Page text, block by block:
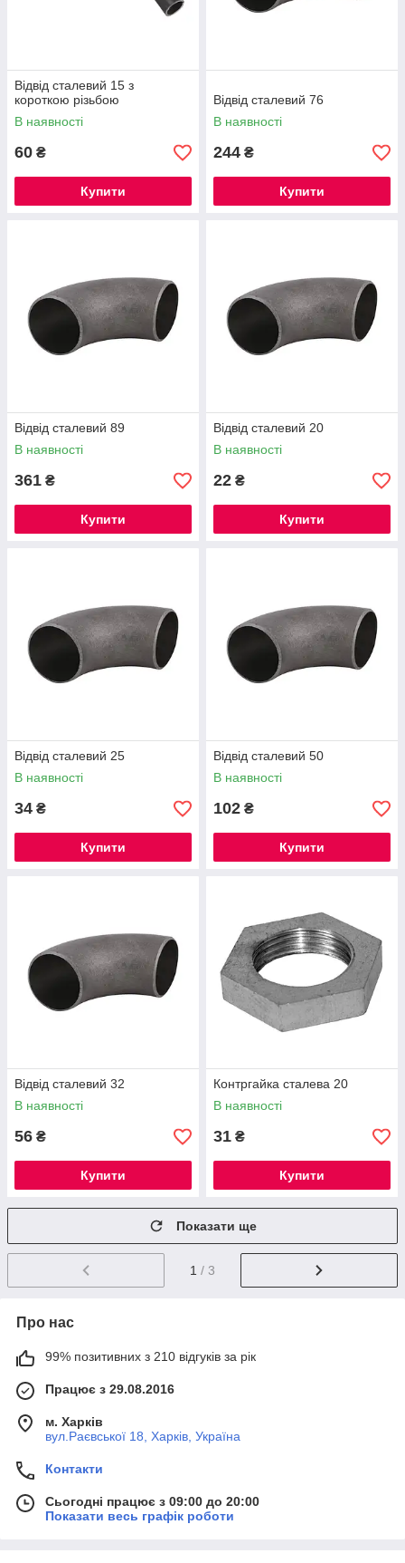
Відвід сталевий 15 з
короткою різьбою
В наявності
60 ₴
Купити
Відвід сталевий 76
В наявності
244 ₴
Купити
Відвід сталевий 89
В наявності
361 ₴
Купити
Відвід сталевий 20
В наявності
22 ₴
Купити
Відвід сталевий 25
В наявності
34 ₴
Купити
Відвід сталевий 50
В наявності
102 ₴
Купити
Відвід сталевий 32
В наявності
56 ₴
Купити
Контргайка сталева 20
В наявності
31 ₴
Купити
Показати ще
1 / 3
Про нас
99% позитивних з 210 відгуків за рік
Працює з 29.08.2016
м. Харків
вул.Раєвської 18, Харків, Україна
Контакти
Сьогодні працює з 09:00 до 20:00
Показати весь графік роботи